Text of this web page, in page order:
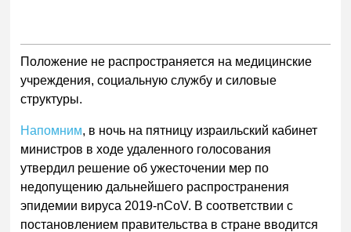
Положение не распространяется на медицинские
учреждения, социальную службу и силовые
структуры.
Напомним, в ночь на пятницу израильский кабинет
министров в ходе удаленного голосования
утвердил решение об ужесточении мер по
недопущению дальнейшего распространения
эпидемии вируса 2019-nCoV. В соответствии с
постановлением правительства в стране вводится